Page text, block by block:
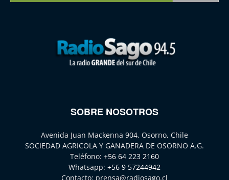
SOBRE NOSOTROS
Avenida Juan Mackenna 904, Osorno, Chile
SOCIEDAD AGRICOLA Y GANADERA DE OSORNO A.G.
Teléfono: +56 64 223 2160
Whatsapp: +56 9 57244942
Contacto: prensa@radiosago.cl